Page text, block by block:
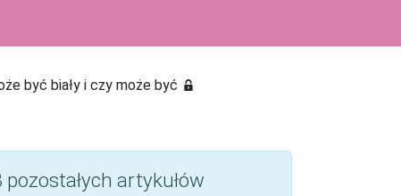
być biały i czy może być
pozostałych artykułów